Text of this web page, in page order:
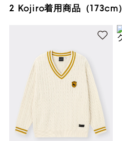
2 Kojiro着用商品（173cm）